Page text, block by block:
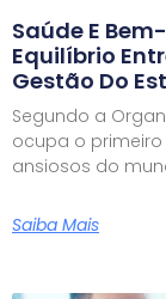
Saúde E
Equilíbrio
Gestão Do
Segundo a
ocupa o
ansiosos do
Saiba Mais